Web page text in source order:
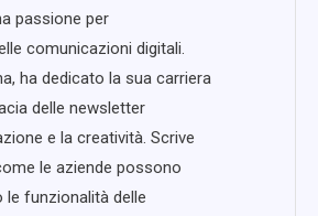
passione per
comunicazioni digitali.
ha dedicato la sua carriera
delle newsletter
e la creatività. Scrive
le aziende possono
funzionalità delle